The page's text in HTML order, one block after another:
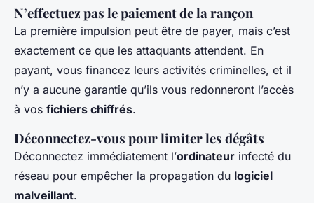
N’effectuez pas le paiement de la rançon
La première impulsion peut être de payer, mais c’est
exactement ce que les attaquants attendent. En
payant, vous financez leurs activités criminelles, et il
n’y a aucune garantie qu’ils vous redonneront l’accès
à vos fichiers chiffrés.
Déconnectez-vous pour limiter les dégâts
Déconnectez immédiatement l’ordinateur infecté du
réseau pour empêcher la propagation du logiciel
malveillant.